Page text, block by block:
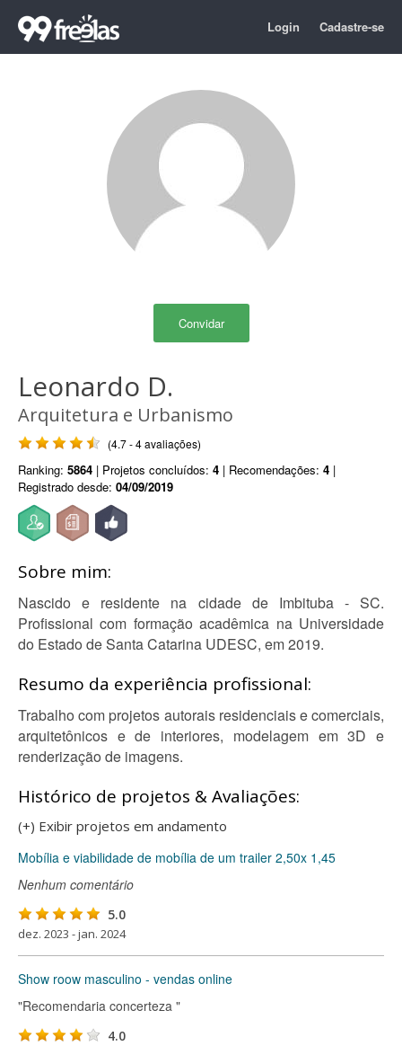
Login Cadastre-se
Convidar
Leonardo D.
Arquitetura e Urbanismo
(4.7 - 4 avaliações)
Ranking: 5864 | Projetos concluídos: 4 | Recomendações: 4 |
Registrado desde: 04/09/2019
Sobre mim:
Nascido e residente na cidade de Imbituba - SC.
Profissional com formação acadêmica na Universidade
do Estado de Santa Catarina UDESC, em 2019.
Resumo da experiência profissional:
Trabalho com projetos autorais residenciais e comerciais,
arquitetônicos e de interiores, modelagem em 3D e
renderização de imagens.
Histórico de projetos & Avaliações:
(+) Exibir projetos em andamento
Mobília e viabilidade de mobília de um trailer 2,50x 1,45
Nenhum comentário
5.0
dez. 2023 - jan. 2024
Show roow masculino - vendas online
"Recomendaria concerteza "
4.0